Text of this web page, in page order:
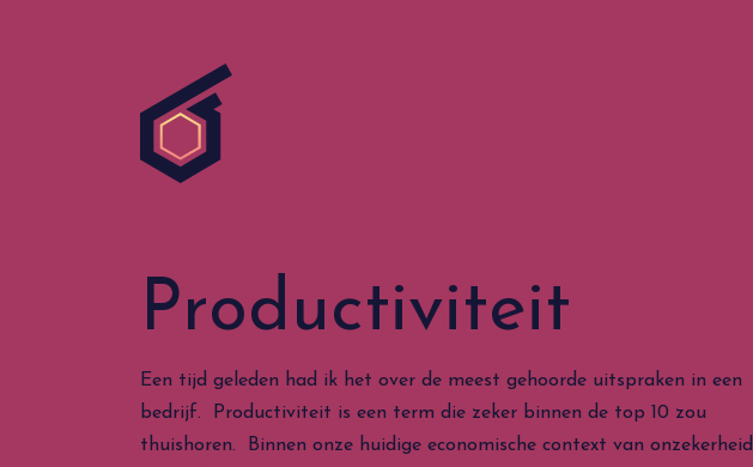
Productiviteit
Een tijd geleden had ik het over de meest gehoorde uitspraken in een
bedrijf. Productiviteit is een term die zeker binnen de top 10 zou
thuishoren. Binnen onze huidige economische context van